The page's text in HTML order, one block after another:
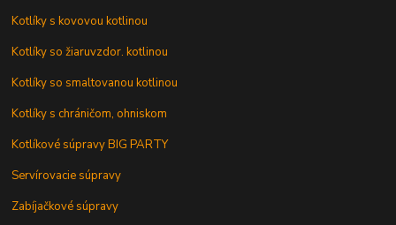
Kotlíky s kovovou kotlinou
Kotlíky so žiaruvzdor. kotlinou
Kotlíky so smaltovanou kotlinou
Kotlíky s chráničom, ohniskom
Kotlíkové súpravy BIG PARTY
Servírovacie súpravy
Zabíjačkové súpravy